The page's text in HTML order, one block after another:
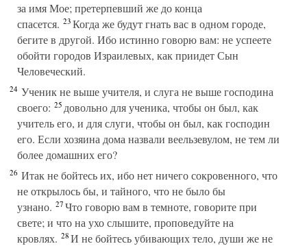
за имя Мое; претерпевший же до конца
спасется. 23Когда же будут гнать вас в одном городе,
бегите в другой. Ибо истинно говорю вам: не успеете
обойти городов Израилевых, как приидет Сын
Человеческий.
24 Ученик не выше учителя, и слуга не выше господина
своего: 25довольно для ученика, чтобы он был, как
учитель его, и для слуги, чтобы он был, как господин
его. Если хозяина дома назвали веельзевулом, не тем ли
более домашних его?
26 Итак не бойтесь их, ибо нет ничего сокровенного, что
не открылось бы, и тайного, что не было бы
узнано. 27Что говорю вам в темноте, говорите при
свете; и что на ухо слышите, проповедуйте на
кровлях. 28И не бойтесь убивающих тело, души же не